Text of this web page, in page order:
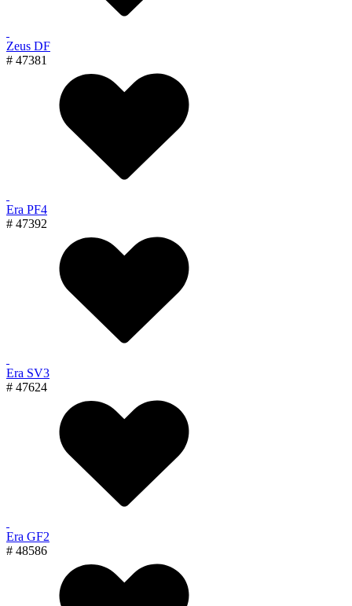
Zeus DF
# 47381
Era PF4
# 47392
Era SV3
# 47624
Era GF2
# 48586